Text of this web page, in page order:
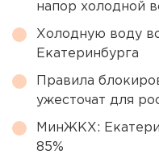
напор холодной
Холодную воду
Екатеринбурга
Правила
ужесточат для
МинЖКХ:
85%